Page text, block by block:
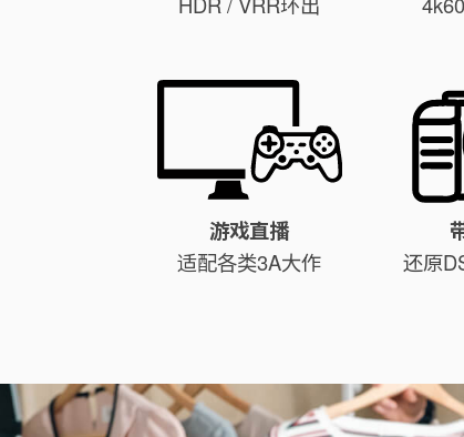
游戏直播
适配各类3A大作 还原